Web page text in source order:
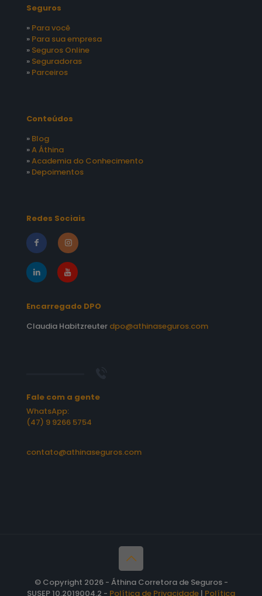
Seguros
» Para você
» Para sua empresa
» Seguros Online
» Seguradoras
» Parceiros
Conteúdos
» Blog
»A Áthina
»Academia do Conhecimento
» Depoimentos
Redes Sociais
Encarregado DPO
Claudia Habitzreuter dpo@athinaseguros.com
Fale com a gente
WhatsApp:
(47) 9 9266 5754
contato@athinaseguros.com
© Copyright 2026 - Áthina Corretora de Seguros -
SUSEP 10.2019004.2 - Política de Privacidade | Política